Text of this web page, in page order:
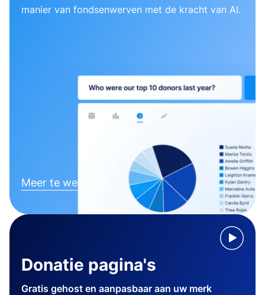
manier van fondsenwerven met de kracht van AI.
Meer te weten komen
Donatie pagina's
Gratis gehost en aanpasbaar aan uw merk